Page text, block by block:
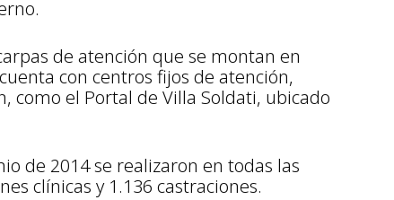
de atención que se montan en
con centros fijos de atención,
como el Portal de Villa Soldati, ubicado
de 2014 se realizaron en todas las
clínicas y 1.136 castraciones.